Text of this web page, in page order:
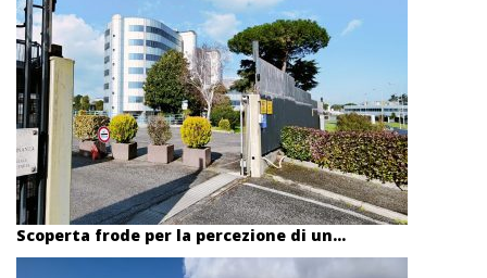
Scoperta frode per la percezione di un...